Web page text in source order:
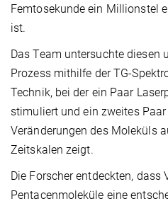
Femtosekunde ein Millionstel
ist.
Das Team untersuchte diesen
Prozess mithilfe der TG-
Technik, bei der ein Paar
stimuliert und ein zweites
Veränderungen des Moleküls
Zeitskalen zeigt.
Die Forscher entdeckten, dass
Pentacenmoleküle eine